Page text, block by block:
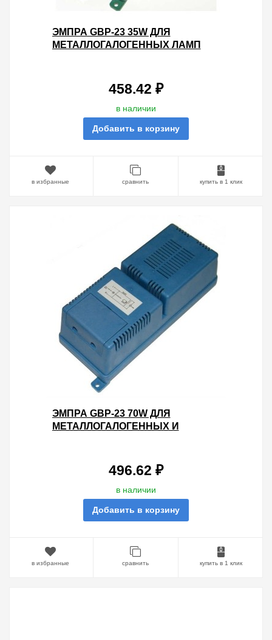
ЭМПРА GBP-23 35W ДЛЯ
МЕТАЛЛОГАЛОГЕННЫХ ЛАМП
458.42 ₽
в наличии
Добавить в корзину
в избранные сравнить купить в 1 клик
ЭМПРА GBP-23 70W ДЛЯ
МЕТАЛЛОГАЛОГЕННЫХ И
496.62 ₽
в наличии
Добавить в корзину
в избранные сравнить купить в 1 клик